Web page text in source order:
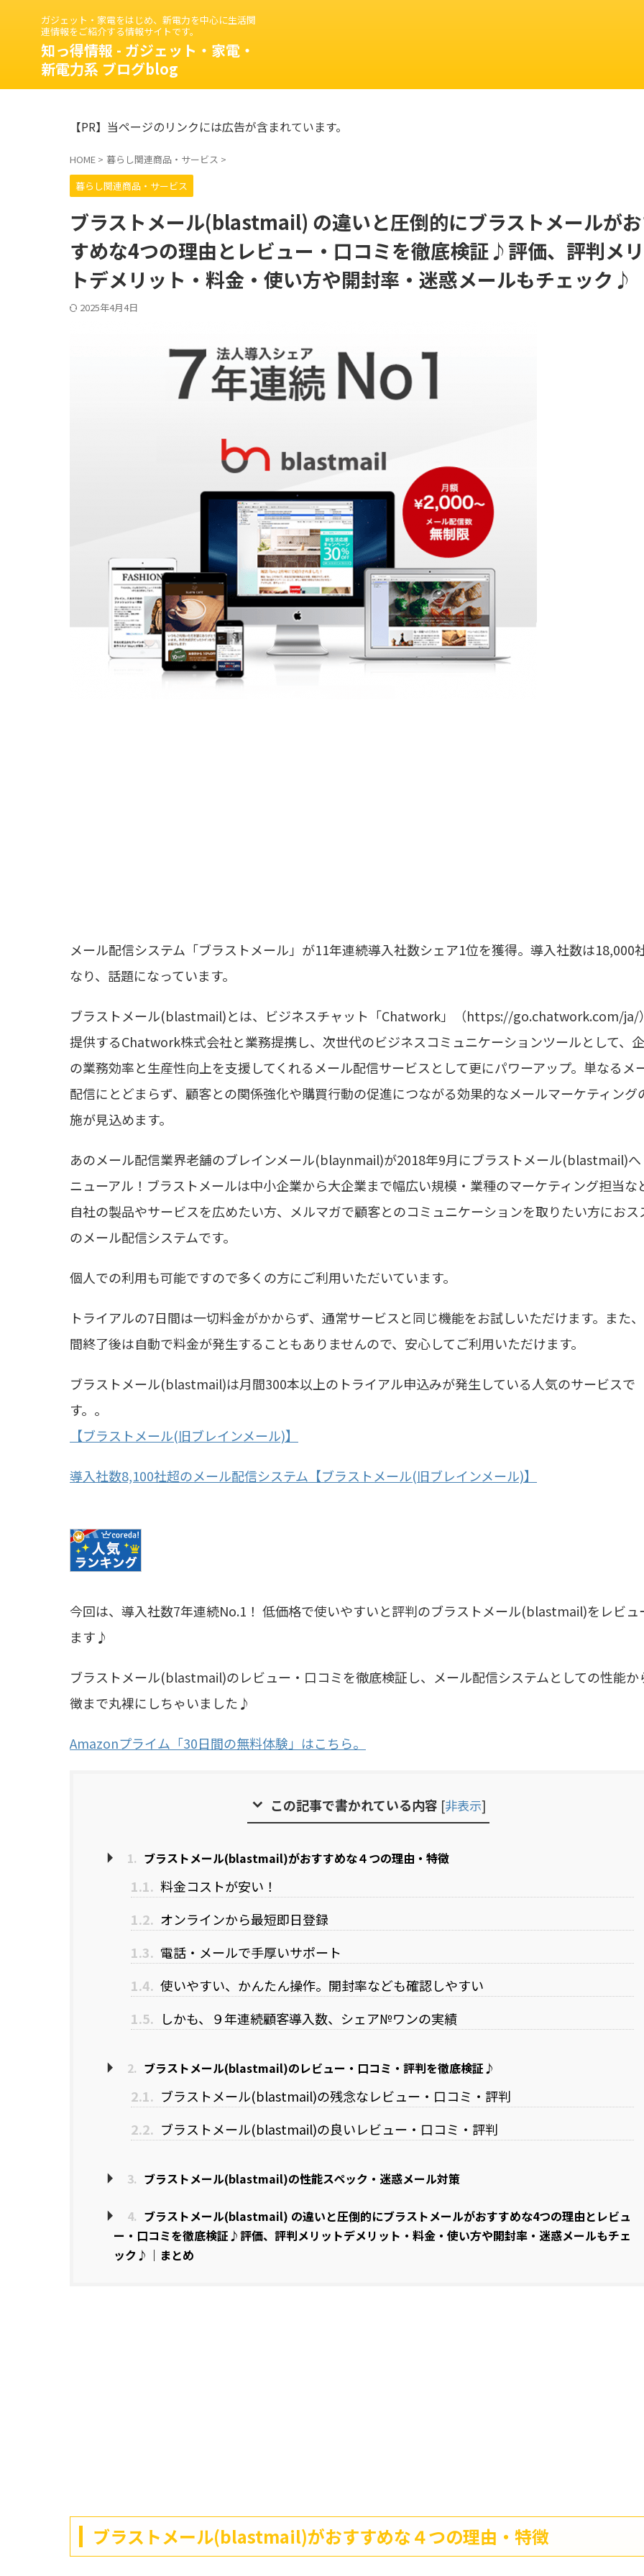
ガジェット・家電をはじめ、新電力を中心に生活関
連情報をご紹介する情報サイトです。
知っ得情報 - ガジェット・家電・
新電力系 ブログblog
【PR】当ページのリンクには広告が含まれています。
HOME > 暮らし関連商品・サービス >
暮らし関連商品・サービス
ブラストメール(blastmail) の違いと圧倒的にブラストメールが
すめな4つの理由とレビュー・口コミを徹底検証♪評価、評判メ
トデメリット・料金・使い方や開封率・迷惑メールもチェック♪
2025年4月4日
メール配信システム「ブラストメール」が11年連続導入社数シェア1位を獲得。導入社数は18,000
なり、話題になっています。
ブラストメール(blastmail)とは、ビジネスチャット「Chatwork」（https://go.chatwork.com/ja/
提供するChatwork株式会社と業務提携し、次世代のビジネスコミュニケーションツールとして、
の業務効率と生産性向上を支援してくれるメール配信サービスとして更にパワーアップ。単なるメ
配信にとどまらず、顧客との関係強化や購買行動の促進につながる効果的なメールマーケティング
施が見込めます。
あのメール配信業界老舗のブレインメール(blaynmail)が2018年9月にブラストメール(blastmail)
ニューアル！ブラストメールは中小企業から大企業まで幅広い規模・業種のマーケティング担当な
自社の製品やサービスを広めたい方、メルマガで顧客とのコミュニケーションを取りたい方におス
のメール配信システムです。
個人での利用も可能ですので多くの方にご利用いただいています。
トライアルの7日間は一切料金がかからず、通常サービスと同じ機能をお試しいただけます。また
間終了後は自動で料金が発生することもありませんので、安心してご利用いただけます。
ブラストメール(blastmail)は月間300本以上のトライアル申込みが発生している人気のサービスで
す。。
【ブラストメール(旧ブレインメール)】
導入社数8,100社超のメール配信システム【ブラストメール(旧ブレインメール)】
今回は、導入社数7年連続No.1！ 低価格で使いやすいと評判のブラストメール(blastmail)をレビュ
ます♪
ブラストメール(blastmail)のレビュー・口コミを徹底検証し、メール配信システムとしての性能か
徴まで丸裸にしちゃいました♪
Amazonプライム「30日間の無料体験」はこちら。
この記事で書かれている内容 [非表示]
1. ブラストメール(blastmail)がおすすめな４つの理由・特徴
1.1. 料金コストが安い！
1.2. オンラインから最短即日登録
1.3. 電話・メールで手厚いサポート
1.4. 使いやすい、かんたん操作。開封率なども確認しやすい
1.5. しかも、９年連続顧客導入数、シェア№ワンの実績
2. ブラストメール(blastmail)のレビュー・口コミ・評判を徹底検証♪
2.1. ブラストメール(blastmail)の残念なレビュー・口コミ・評判
2.2. ブラストメール(blastmail)の良いレビュー・口コミ・評判
3. ブラストメール(blastmail)の性能スペック・迷惑メール対策
4. ブラストメール(blastmail) の違いと圧倒的にブラストメールがおすすめな4つの理由とレビュ
ー・口コミを徹底検証♪評価、評判メリットデメリット・料金・使い方や開封率・迷惑メールもチェ
ック♪｜まとめ
ブラストメール(blastmail)がおすすめな４つの理由・特徴